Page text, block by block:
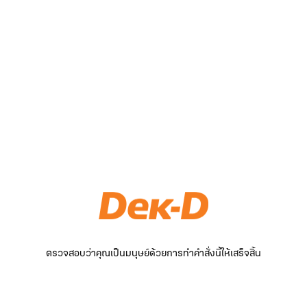
ตรวจสอบว่าคุณเป็นมนุษย์ด้วยการทำคำสั่งนี้ให้เสร็จสิ้น